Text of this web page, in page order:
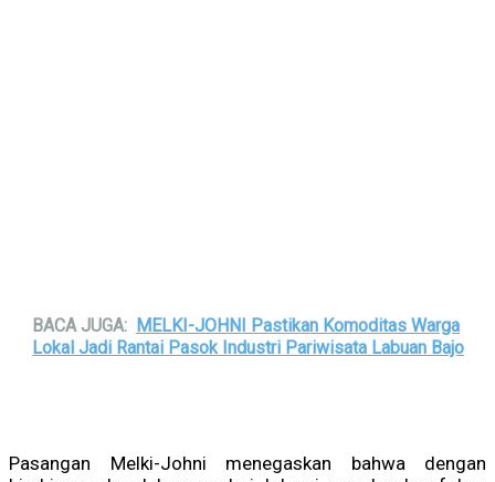
BACA JUGA: MELKI-JOHNI Pastikan Komoditas Warga
Lokal Jadi Rantai Pasok Industri Pariwisata Labuan Bajo
Pasangan Melki-Johni menegaskan bahwa dengan